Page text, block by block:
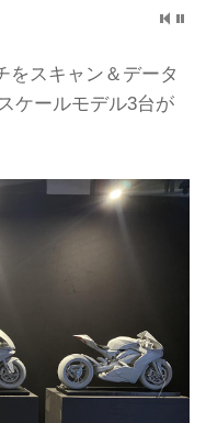
をスキャン＆データ
ケールモデル3台が